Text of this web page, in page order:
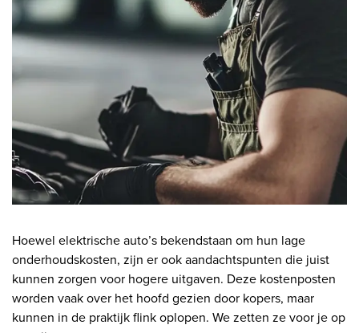
Hoewel elektrische auto’s bekendstaan om hun lage
onderhoudskosten, zijn er ook aandachtspunten die juist
kunnen zorgen voor hogere uitgaven. Deze kostenposten
worden vaak over het hoofd gezien door kopers, maar
kunnen in de praktijk flink oplopen. We zetten ze voor je op